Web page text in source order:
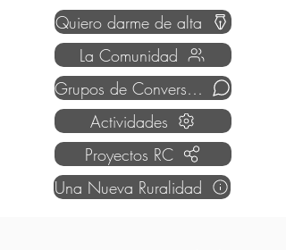
Quiero darme de alta
La Comunidad
Grupos de Conversación
Actividades
Proyectos RC
Una Nueva Ruralidad